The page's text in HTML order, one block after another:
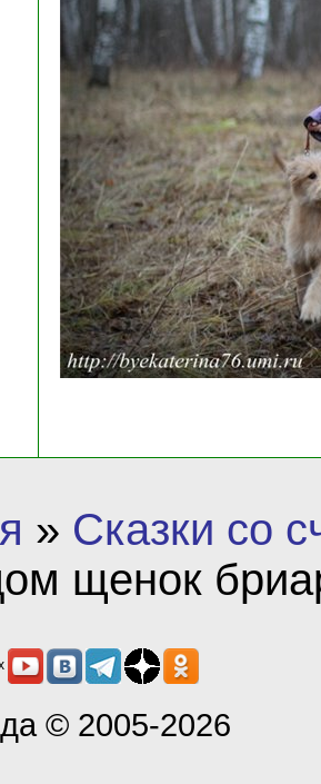
» Сказки со
щенок
© 2005-2026